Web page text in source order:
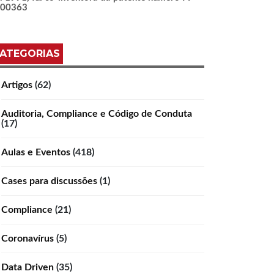
Artigos (62)
Auditoria, Compliance e Código de Conduta
(17)
Aulas e Eventos (418)
Cases para discussões (1)
Compliance (21)
Coronavírus (5)
Data Driven (35)